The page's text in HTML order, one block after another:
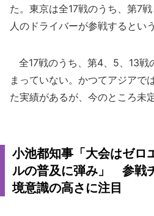
た。東京は全17戦のうち、第7
人のドライバーが参戦するという
全17戦のうち、第4、5、13戦
まっていない。かつてアジアで
た実績があるが、今のところ未
小池都知事「大会はゼロ
ルの普及に弾み」 参戦
境意識の高さに注目